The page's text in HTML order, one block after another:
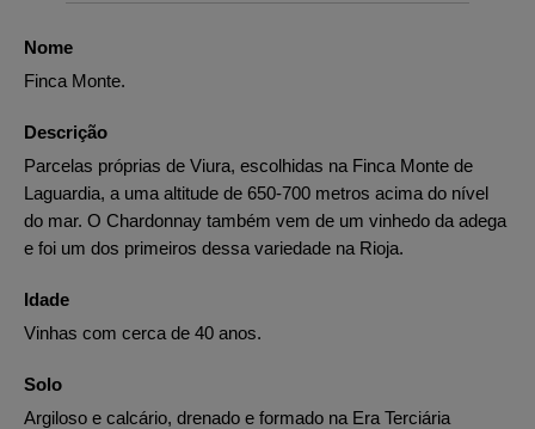
Nome
Finca Monte.
Descrição
Parcelas próprias de Viura, escolhidas na Finca Monte de
Laguardia, a uma altitude de 650-700 metros acima do nível
do mar. O Chardonnay também vem de um vinhedo da adega
e foi um dos primeiros dessa variedade na Rioja.
Idade
Vinhas com cerca de 40 anos.
Solo
Argiloso e calcário, drenado e formado na Era Terciária